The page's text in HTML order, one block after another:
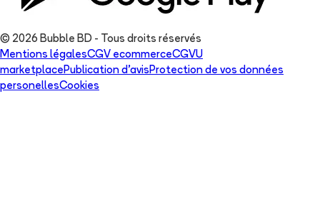
© 2026 Bubble BD - Tous droits réservés
Mentions légalesCGV ecommerceCGVU
marketplacePublication d'avisProtection de vos données
personellesCookies